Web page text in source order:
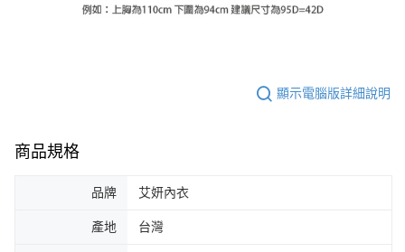
顯示電腦版詳細說明
商品規格
品牌 艾妍內衣
產地 台灣